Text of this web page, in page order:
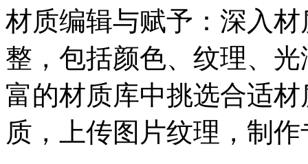
材质编辑与赋予：深入
整，包括颜色、纹理、
富的材质库中挑选合适
质，上传图片纹理，制